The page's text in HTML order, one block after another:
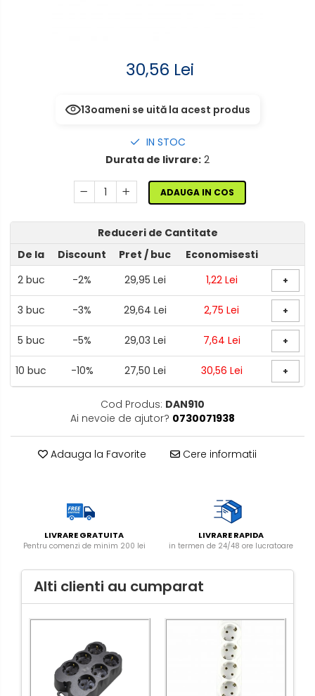
Prelungitoare/Derulatoare
Întrerupătoare/Comutatoare
30,56 Lei
13oameni se uită la acest produs
IN STOC
Durata de livrare: 2
ADAUGA IN COS
Reduceri de Cantitate
De la
Discount Pret / buc
Economisesti
2buc -2% 29,95 Lei 1,22 Lei +
3 buc -3% 29,64 Lei 2,75 Lei +
5 buc -5% 29,03 Lei 7,64 Lei +
10 buc -10% 27,50 Lei 30,56 Lei +
Cod Produs: DAN910
Ai nevoie de ajutor? 0730071938
Adauga la Favorite Cere informatii
LIVRARE GRATUITA
Pentru comenzi de minim 200 lei
LIVRARE RAPIDA
in termen de 24/48 ore lucratoare
Alti clienti au cumparat